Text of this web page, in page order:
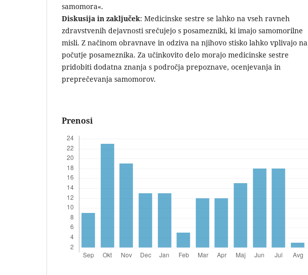
samomora«.
Diskusija in zaključek: Medicinske sestre se lahko na vseh ravneh
zdravstvenih dejavnosti srečujejo s posamezniki, ki imajo samomorilne
misli. Z načinom obravnave in odziva na njihovo stisko lahko vplivajo na
počutje posameznika. Za učinkovito delo morajo medicinske sestre
pridobiti dodatna znanja s področja prepoznave, ocenjevanja in
preprečevanja samomorov.
Prenosi